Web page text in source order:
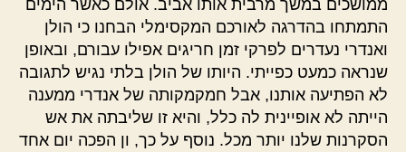
ממושכים במשך מרבית אותו אביב. אולם כאשר הימים
התמתחו בהדרגה לאורכם המקסימלי הבחנו כי הולן
ואנדרי נעדרים לפרקי זמן חריגים אפילו עבורם, ובאופן
שנראה כמעט כפייתי. היותו של הולן בלתי נגיש לתגובה
לא הפתיעה אותנו, אבל חמקמקותה של אנדרי ממענה
הייתה לא אופיינית לה כלל, והיא זו שליבתה את אש
הסקרנות שלנו יותר מכל. נוסף על כך, ון הפכה יום אחד